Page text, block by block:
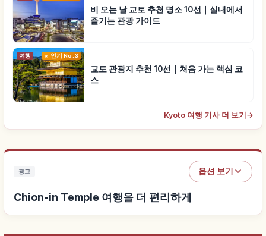
비 오는 날 교토 추천 명소 10선｜실내에서
즐기는 관광 가이드
여행 인기 No.3
교토 관광지 추천 10선｜처음 가는 핵심 코
스
Kyoto 여행 기사 더 보기 →
광고 옵션 보기
Chion-in Temple 여행을 더 편리하게